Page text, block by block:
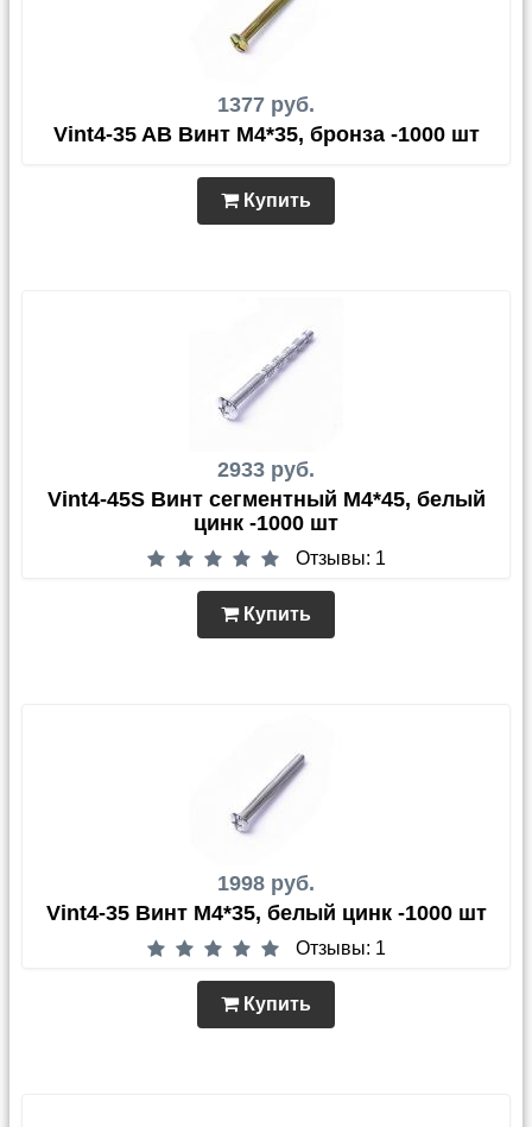
1377 руб.
Vint4-35 AB Винт М4*35, бронза -1000 шт
Купить
2933 руб.
Vint4-45S Винт сегментный М4*45, белый
цинк -1000 шт
Отзывы: 1
Купить
1998 руб.
Vint4-35 Винт М4*35, белый цинк -1000 шт
Отзывы: 1
Купить